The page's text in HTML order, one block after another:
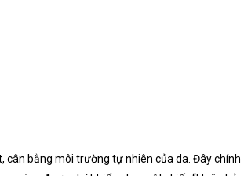
cân bằng môi trường tự nhiên của da. Đây chính